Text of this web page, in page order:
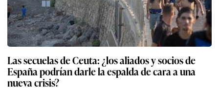
Las secuelas de Ceuta: ¿los aliados y socios de
España podrían darle la espalda de cara a una
nueva crisis?